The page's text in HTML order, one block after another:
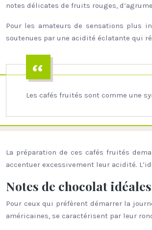
notes délicates de fruits rouges,
Pour les amateurs de sensations plus
soutenues par une acidité éclatante qui
Les cafés fruités sont comme une
La préparation de ces cafés fruités
accentuer excessivement leur acidité.
Notes de chocolat
Pour ceux qui préfèrent démarrer la
américaines, se caractérisent par leur